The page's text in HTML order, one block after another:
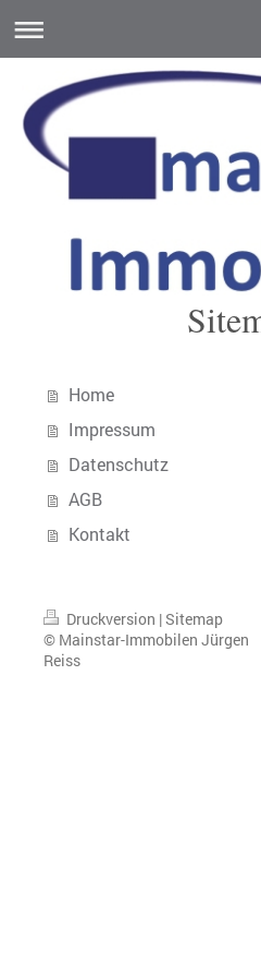
Home
Impressum
Datenschutz
AGB
Kontakt
Druckversion |Sitemap
© Mainstar-Immobilen Jürgen
Reiss